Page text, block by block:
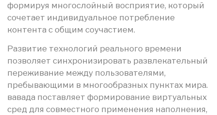
формируя многослойный восприятие, который
сочетает индивидуальное потребление
контента с общим соучастием.
Развитие технологий реального времени
позволяет синхронизировать развлекательный
переживание между пользователями,
пребывающими в многообразных пунктах мира.
вавада поставляет формирование виртуальных
сред для совместного применения наполнения,